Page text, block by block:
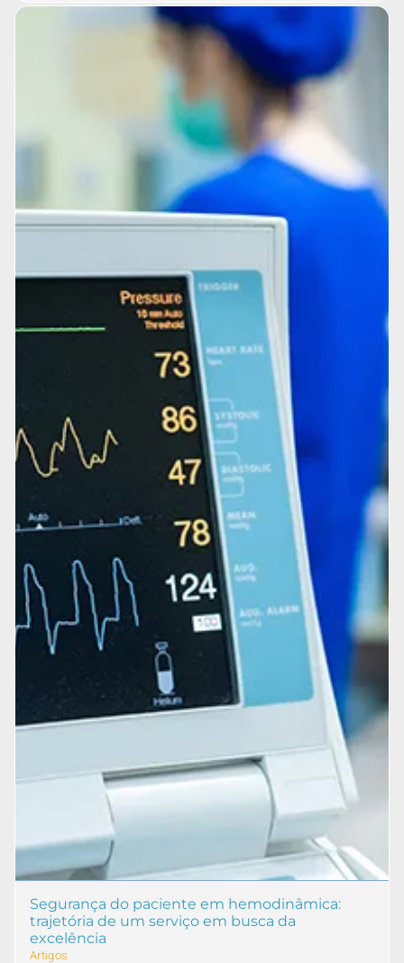
Segurança do paciente em hemodinâmica:
trajetória de um serviço em busca da
excelência
Artigos